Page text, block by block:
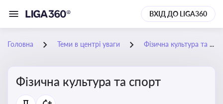
ВХІД ДО LIGA360
Головна Теми в центрі уваги Фізична культура та спорт
Фізична культура та спорт